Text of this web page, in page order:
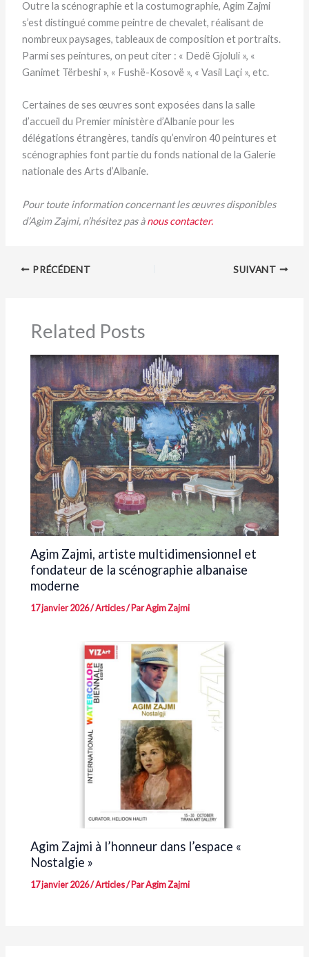
Outre la scénographie et la costumographie, Agim Zajmi
s’est distingué comme peintre de chevalet, réalisant de
nombreux paysages, tableaux de composition et portraits.
Parmi ses peintures, on peut citer : « Dedë Gjoluli », «
Ganimet Tërbeshi », « Fushë-Kosovë », « Vasil Laçi », etc.
Certaines de ses œuvres sont exposées dans la salle
d’accueil du Premier ministère d’Albanie pour les
délégations étrangères, tandis qu’environ 40 peintures et
scénographies font partie du fonds national de la Galerie
nationale des Arts d’Albanie.
Pour toute information concernant les œuvres disponibles
d’Agim Zajmi, n’hésitez pas ànous contacter.
PRÉCÉDENT SUIVANT
Related Posts
Agim Zajmi, artiste multidimensionnel et
fondateur de la scénographie albanaise
moderne
17 janvier 2026/Articles/ ParAgim Zajmi
Agim Zajmi à l’honneur dans l’espace «
Nostalgie »
17 janvier 2026/Articles/ ParAgim Zajmi